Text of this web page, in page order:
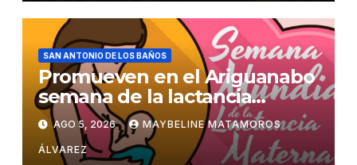
SAN ANTONIO DE LOS BAÑOS
Promueven en el Ariguanabo
semana de la lactancia
materna
AGO 5, 2026 MAYBELINE MATAMOROS
ÁLVAREZ